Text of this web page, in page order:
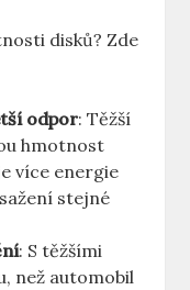
disků? Zde
odpor: Těžší
hmotnost
více‌ energie‍
stejné
: S těžšími
než automobil⁣